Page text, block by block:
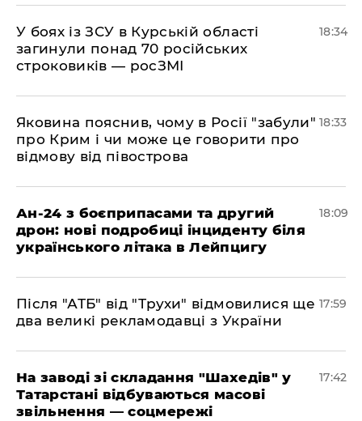
​У боях із ЗСУ в Курській області
загинули понад 70 російських
строковиків — росЗМІ
18:34
​Яковина пояснив, чому в Росії "забули"
про Крим і чи може це говорити про
відмову від півострова
18:33
​Ан-24 з боєприпасами та другий
дрон: нові подробиці інциденту біля
українського літака в Лейпцигу
18:09
​Після "АТБ" від "Трухи" відмовилися ще
два великі рекламодавці з України
17:59
​На заводі зі складання "Шахедів" у
Татарстані відбуваються масові
звільнення — соцмережі
17:42